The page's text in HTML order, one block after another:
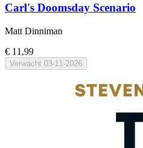
Carl's Doomsday Scenario
Matt Dinniman
€ 11,99
Verwacht 03-11-2026